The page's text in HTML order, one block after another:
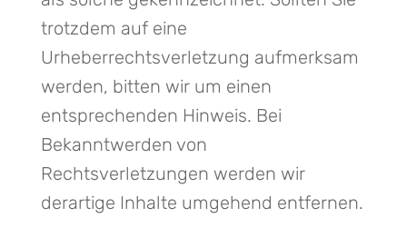
trotzdem auf eine
Urheberrechtsverletzung aufmerksam
werden, bitten wir um einen
entsprechenden Hinweis. Bei
Bekanntwerden von
Rechtsverletzungen werden wir
derartige Inhalte umgehend entfernen.